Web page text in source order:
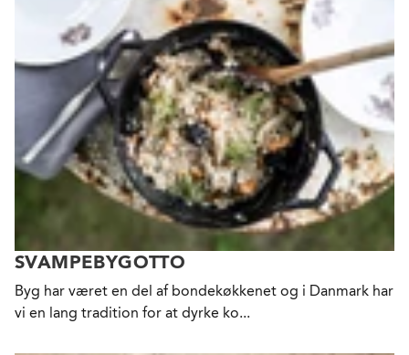
SVAMPEBYGOTTO
Byg har været en del af bondekøkkenet og i Danmark har
vi en lang tradition for at dyrke ko...